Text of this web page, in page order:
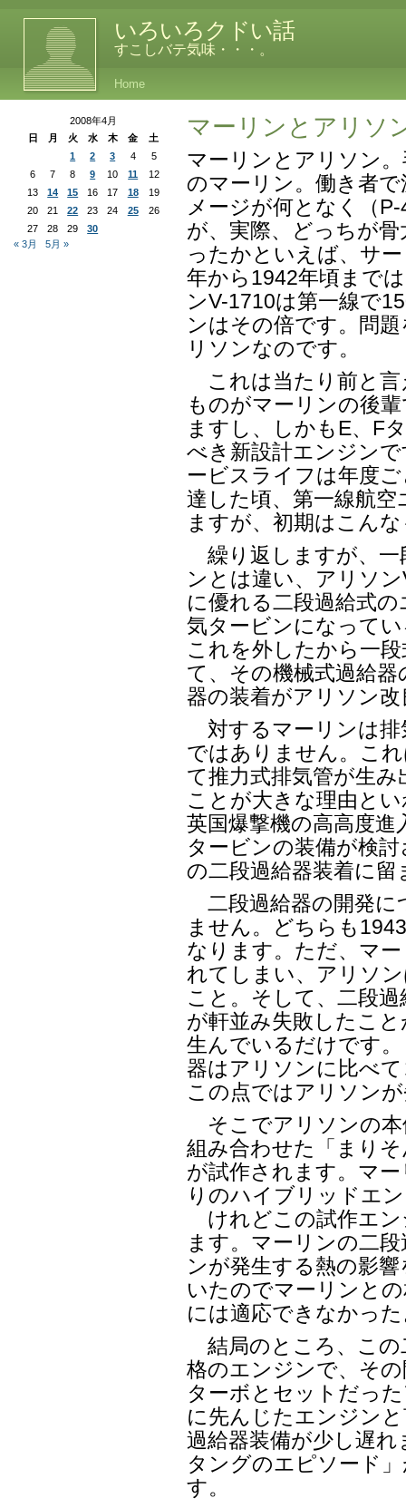
いろいろクドい話
すこしバテ気味・・・。
Home
マーリンとアリ
マーリンとアリソン
のマーリン。働き者
メージが何となく（
が、実際、どっちが
ったかといえば、サ
年から1942年頃まで
ンV-1710は第一線で
ンはその倍です。問
リソンなのです。
これは当たり前と言
ものがマーリンの後
ますし、しかもE、F
べき新設計エンジン
ービスライフは年度
達した頃、第一線航
ますが、初期はこん
繰り返しますが、一
ンとは違い、アリソ
に優れる二段過給式
気タービンになって
これを外したから一
て、その機械式過給
器の装着がアリソン
対するマーリンは排
ではありません。こ
て推力式排気管が生
ことが大きな理由と
英国爆撃機の高高度
タービンの装備が検
の二段過給器装着に
二段過給器の開発に
ません。どちらも
なります。ただ、マ
れてしまい、アリソ
こと。そして、二段
が軒並み失敗したこ
生んでいるだけです
器はアリソンに比べ
この点ではアリソン
そこでアリソンの本
組み合わせた「まり
が試作されます。マ
りのハイブリッドエ
けれどこの試作エン
ます。マーリンの二
ンが発生する熱の影
いたのでマーリンと
には適応できなかっ
結局のところ、この
格のエンジンで、そ
ターボとセットだっ
に先んじたエンジン
過給器装備が少し遅
タングのエピソード
す。
2008年4月
日
月 火 水 木 金
土
1
2 3 4
5
6
7 8 9 10 11
12
13
14 15 16 17 18
19
20
21 22 23 24 25
26
27
28 29
30
« 3月
5月 »